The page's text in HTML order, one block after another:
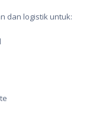
dan logistik untuk: